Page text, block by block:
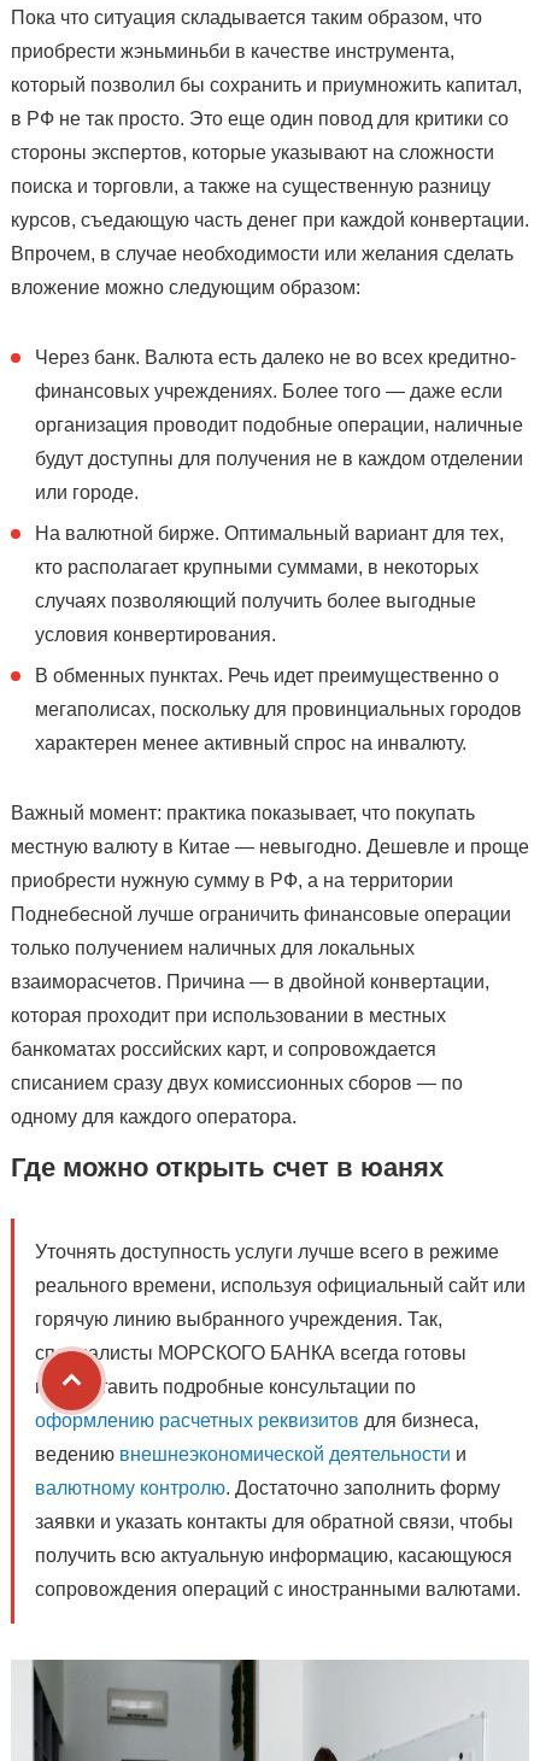
Пока что ситуация складывается таким образом, что
приобрести жэньминьби в качестве инструмента,
который позволил бы сохранить и приумножить капитал,
в РФ не так просто. Это еще один повод для критики со
стороны экспертов, которые указывают на сложности
поиска и торговли, а также на существенную разницу
курсов, съедающую часть денег при каждой конвертации.
Впрочем, в случае необходимости или желания сделать
вложение можно следующим образом:
Через банк. Валюта есть далеко не во всех кредитно-
финансовых учреждениях. Более того — даже если
организация проводит подобные операции, наличные
будут доступны для получения не в каждом отделении
или городе.
На валютной бирже. Оптимальный вариант для тех,
кто располагает крупными суммами, в некоторых
случаях позволяющий получить более выгодные
условия конвертирования.
В обменных пунктах. Речь идет преимущественно о
мегаполисах, поскольку для провинциальных городов
характерен менее активный спрос на инвалюту.
Важный момент: практика показывает, что покупать
местную валюту в Китае — невыгодно. Дешевле и проще
приобрести нужную сумму в РФ, а на территории
Поднебесной лучше ограничить финансовые операции
только получением наличных для локальных
взаиморасчетов. Причина — в двойной конвертации,
которая проходит при использовании в местных
банкоматах российских карт, и сопровождается
списанием сразу двух комиссионных сборов — по
одному для каждого оператора.
Где можно открыть счет в юанях
Уточнять доступность услуги лучше всего в режиме
реального времени, используя официальный сайт или
горячую линию выбранного учреждения. Так,
специалисты МОРСКОГО БАНКА всегда готовы
предоставить подробные консультации по
оформлению расчетных реквизитов для бизнеса,
ведениювнешнеэкономической деятельности и
валютному контролю. Достаточно заполнить форму
заявки и указать контакты для обратной связи, чтобы
получить всю актуальную информацию, касающуюся
сопровождения операций с иностранными валютами.